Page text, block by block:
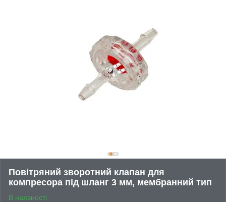
Повітряний зворотний клапан для
компресора під шланг 3 мм, мембранний тип
В наявності